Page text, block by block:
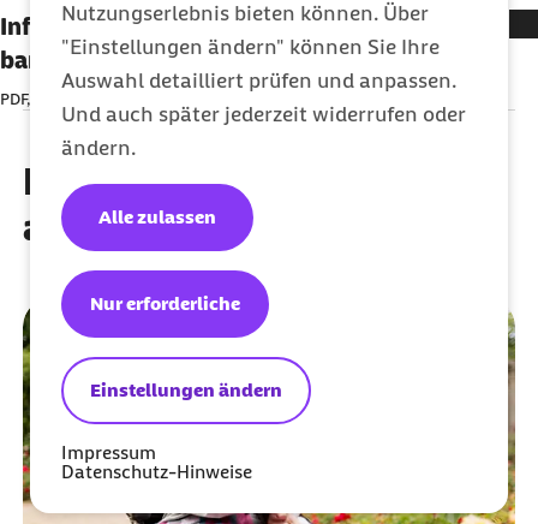
Nutzungserlebnis bieten können. Über
"Einstellungen ändern" können Sie Ihre
Auswahl detailliert prüfen und anpassen.
Und auch später jederzeit widerrufen oder
ändern.
Einstellungen ändern
Nur erforderliche
Alle zulassen
Impressum
Datenschutz-Hinweise
Infoflyer "Ich pflege - auch mich" -
barrierefreies PDF
PDF, 774,74 KB
Diese Artikel könnten Sie
auch interessieren